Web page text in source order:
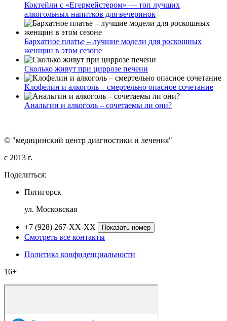
Коктейли с «Егермейстером» — топ лучших
алкогольных напитков для вечеринок
Бархатное платье – лучшие модели для роскошных
женщин в этом сезоне
Сколько живут при циррозе печени
Клофелин и алкоголь – смертельно опасное сочетание
Анальгин и алкоголь – сочетаемы ли они?
© "медицинский центр диагностики и лечения"
c 2013 г.
Поделиться:
Пятигорск
ул. Московская
+7 (928) 267-XX-XX Показать номер
Смотреть все контакты
Политика конфиденциальности
16+